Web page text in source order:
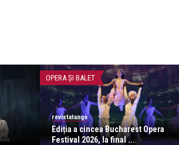
OPERA ȘI BALET
revistatango
Ediția a cincea Bucharest Opera
Festival 2026, la final ...